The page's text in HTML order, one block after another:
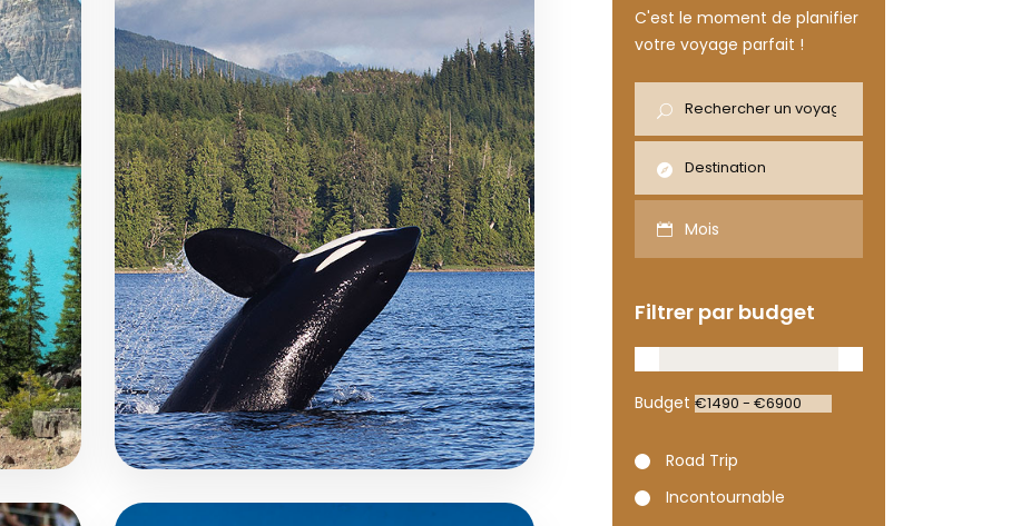
C'est le moment de planifier
votre voyage parfait !
Mois
Filtrer par budget
Budget
Road Trip
Incontournable